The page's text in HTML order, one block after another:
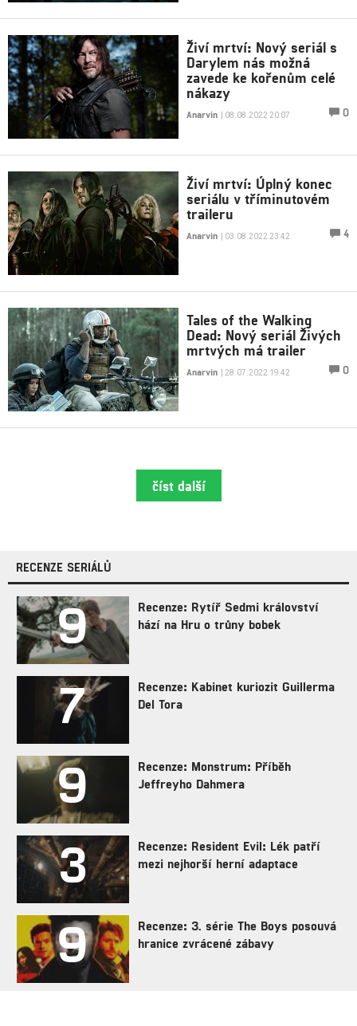
Živí mrtví: Nový seriál s
Darylem nás možná
zavede ke kořenům celé
nákazy
Anarvin | 08.08.2022 20:07 0
Živí mrtví: Úplný konec
seriálu v tříminutovém
traileru
Anarvin | 03.08.2022 23:42 4
Tales of the Walking
Dead: Nový seriál Živých
mrtvých má trailer
Anarvin | 28.07.2022 19:42 0
číst další
RECENZE SERIÁLŮ
9
Recenze: Rytíř Sedmi království
hází na Hru o trůny bobek
7
Recenze: Kabinet kuriozit Guillerma
Del Tora
9
Recenze: Monstrum: Příběh
Jeffreyho Dahmera
3
Recenze: Resident Evil: Lék patří
mezi nejhorší herní adaptace
9
Recenze: 3. série The Boys posouvá
hranice zvrácené zábavy